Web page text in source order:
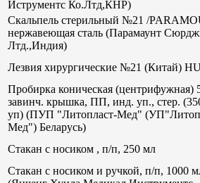
Иструментс Ко.Лтд,КНР)
Скальпель стерильный №21 /
нержавеющая сталь (Парамаунт
Лтд.,Индия)
Лезвия хирургические №21 (Китай)
Пробирка коническая (центрифужная)
завинч. крышка, ПП, инд. уп., стер.
уп) (ПУП "Литопласт-Мед"
Мед") Беларусь)
Стакан с носиком , п/п, 250 мл
Стакан с носиком и ручкой, п/п, 1000